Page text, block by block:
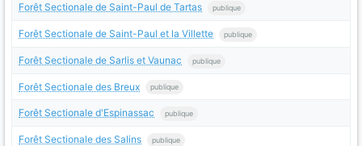
Forêt Sectionale de Saint-Paul de Tartas publique
Forêt Sectionale de Saint-Paul et la Villette publique
Forêt Sectionale de Sarlis et Vaunac publique
Forêt Sectionale des Breux publique
Forêt Sectionale d'Espinassac publique
Forêt Sectionale des Salins publique